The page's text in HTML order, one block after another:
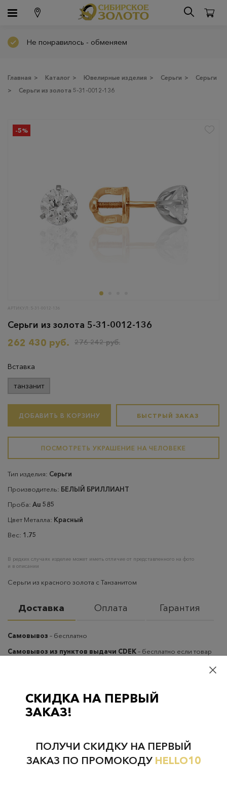
Не понравилось - обменяем
Главная > Каталог > Ювелирные изделия > Серьги >
Серьги
>
Серьги из золота 5-31-0012-136
-5%
АРТИКУЛ: 5-31-0012-136
Серьги из золота 5-31-0012-136
262 430 руб.
276 242 руб.
Вставка
танзанит
ДОБАВИТЬ В КОРЗИНУ БЫСТРЫЙ ЗАКАЗ
ПОСМОТРЕТЬ УКРАШЕНИЕ НА ЧЕЛОВЕКЕ
Тип изделия: Серьги
Производитель: БЕЛЫЙ БРИЛЛИАНТ
Проба: Au 585
Цвет Металла: Красный
Вес: 1.75
В редких случаях изделие может иметь отличие от представленного на фото
и в описании
Серьги из красного золота с Танзанитом
Доставка Оплата Гарантия
Самовывоз – бесплатно
Самовывоз из пунктов выдачи CDEK– бесплатно если товар
Проверьте наличие в магазинах
СКИДКА НА ПЕРВЫЙ
ЗАКАЗ!
ПОЛУЧИ СКИДКУ НА ПЕРВЫЙ
ЗАКАЗ ПО ПРОМОКОДУ HELLO10